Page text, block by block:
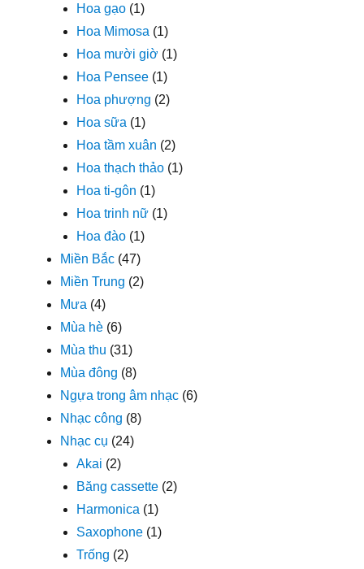
Hoa gạo (1)
Hoa Mimosa (1)
Hoa mười giờ (1)
Hoa Pensee (1)
Hoa phượng (2)
Hoa sữa (1)
Hoa tầm xuân (2)
Hoa thạch thảo (1)
Hoa ti-gôn (1)
Hoa trinh nữ (1)
Hoa đào (1)
Miền Bắc (47)
Miền Trung (2)
Mưa (4)
Mùa hè (6)
Mùa thu (31)
Mùa đông (8)
Ngựa trong âm nhạc (6)
Nhạc công (8)
Nhạc cụ (24)
Akai (2)
Băng cassette (2)
Harmonica (1)
Saxophone (1)
Trống (2)